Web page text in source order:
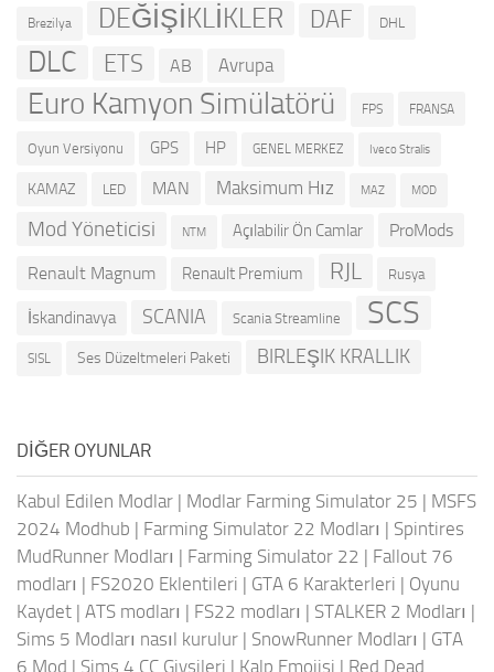
Brezilya DEĞİŞİKLİKLER DAF DHL
DLC ETS AB Avrupa
Euro Kamyon Simülatörü FPS FRANSA
Oyun Versiyonu GPS HP GENEL MERKEZ Iveco Stralis
KAMAZ LED MAN Maksimum Hız MAZ MOD
Mod Yöneticisi NTM Açılabilir Ön Camlar ProMods
Renault Magnum Renault Premium RJL Rusya
İskandinavya SCANIA Scania Streamline SCS
SISL Ses Düzeltmeleri Paketi BIRLEŞIK KRALLIK
DIĞER OYUNLAR
Kabul Edilen Modlar | Modlar Farming Simulator 25 | MSFS
2024 Modhub | Farming Simulator 22 Modları | Spintires
MudRunner Modları | Farming Simulator 22 | Fallout 76
modları | FS2020 Eklentileri | GTA 6 Karakterleri | Oyunu
Kaydet | ATS modları | FS22 modları | STALKER 2 Modları |
Sims 5 Modları nasıl kurulur | SnowRunner Modları | GTA
6 Mod | Sims 4 CC Giysileri | Kalp Emojisi | Red Dead